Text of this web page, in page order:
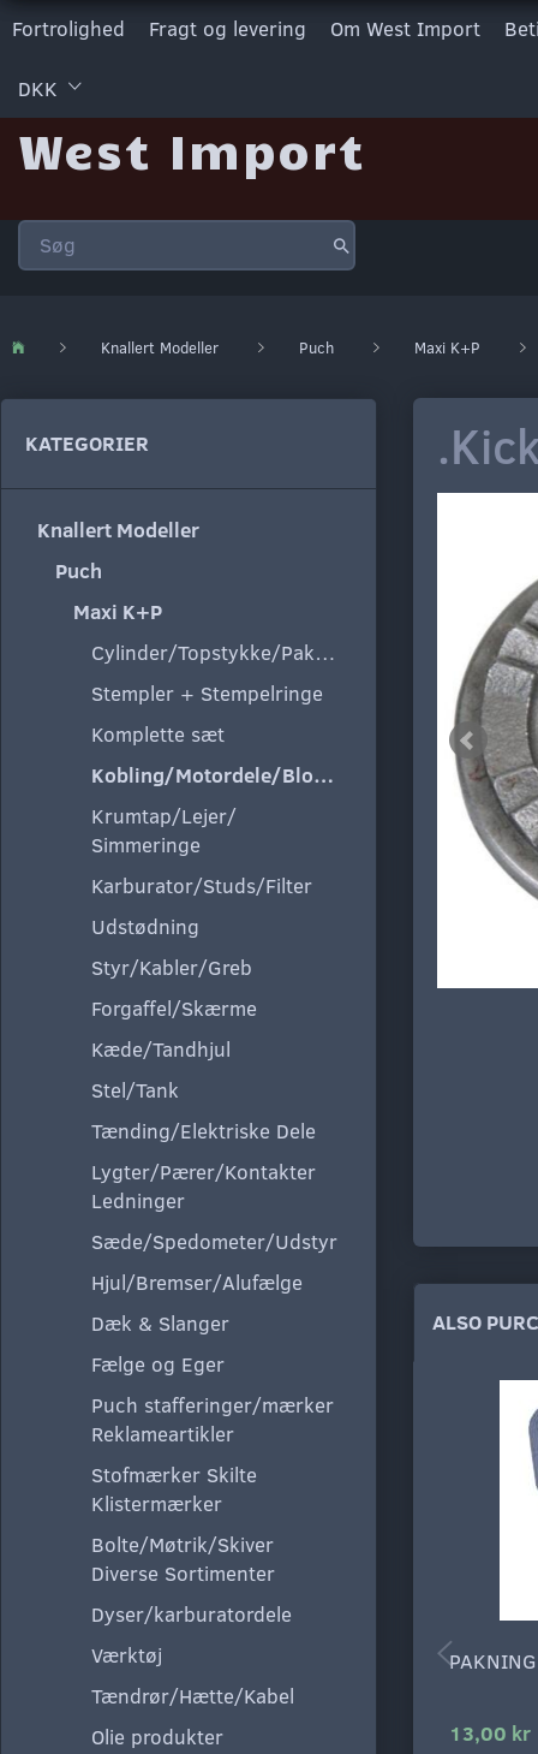
Fortrolighed Fragt og levering Om West Import
DKK
West Import
Knallert Modeller Puch Maxi K+P
KATEGORIER
Knallert Modeller
Puch
Maxi K+P
Cylinder/Topstykke/Pakning
Stempler + Stempelringe
Komplette sæt
Kobling/Motordele/Blokke
Krumtap/Lejer/
Simmeringe
Karburator/Studs/Filter
Udstødning
Styr/Kabler/Greb
Forgaffel/Skærme
Kæde/Tandhjul
Stel/Tank
Tænding/Elektriske Dele
Lygter/Pærer/Kontakter
Ledninger
Sæde/Spedometer/Udstyr
Hjul/Bremser/Alufælge
Dæk & Slanger
Fælge og Eger
Puch stafferinger/mærker
Reklameartikler
Stofmærker Skilte
Klistermærker
Bolte/Møtrik/Skiver
Diverse Sortimenter
Dyser/karburatordele
Værktøj
Tændrør/Hætte/Kabel
Olie produkter
ALSO
13,00 kr